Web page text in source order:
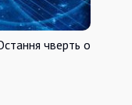
чверть о